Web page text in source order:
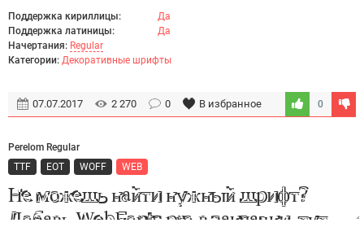
Поддержка кириллицы:
Да
Поддержка латиницы:
Да
Начертания: Regular
Категории: Декоративные шрифты
07.07.2017 2 270 0 В избранное 0
Perelom Regular
TTF
EOT WOFF WEB